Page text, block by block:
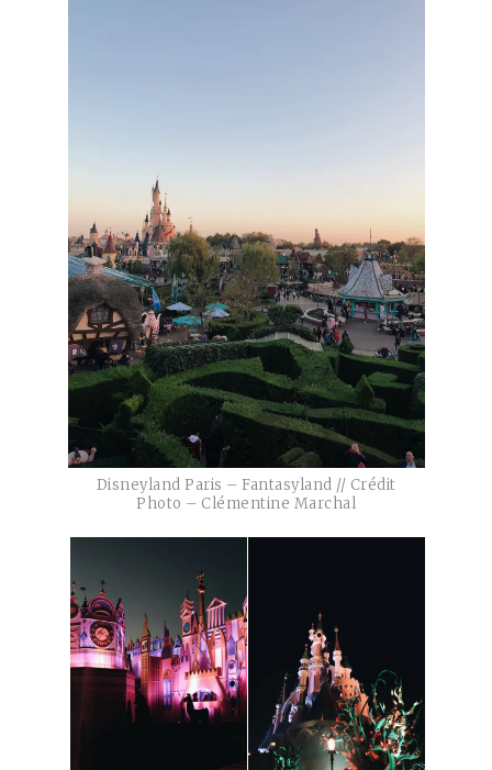
Disneyland Paris – Fantasyland // Crédit
Photo – Clémentine Marchal